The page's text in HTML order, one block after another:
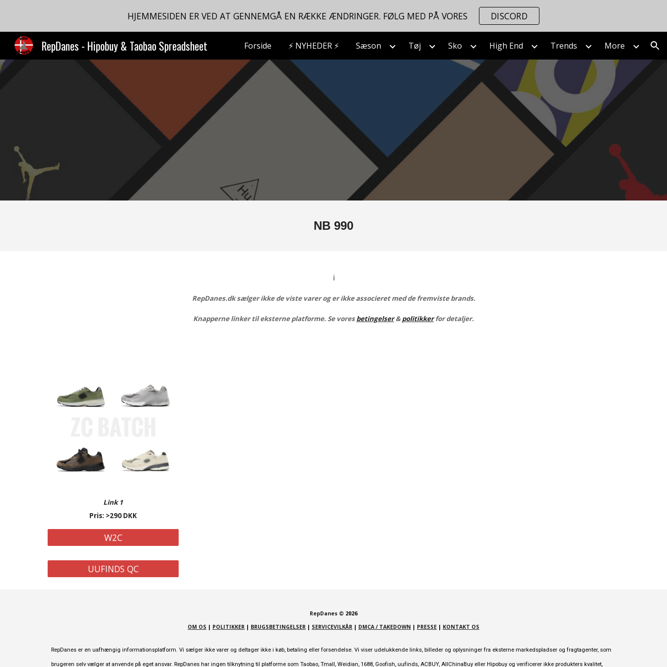
Skip to main content Skip to navigation
HJEMMESIDEN ER VED AT GENNEMGÅ EN RÆKKE ÆNDRINGER. FØLG MED PÅ VORES DISCORD
RepDanes - Hipobuy & Taobao Spreadsheet Forside ⚡ NYHEDER ⚡ Sæson Tøj Sko High End Trends More
NB 990
ℹ️
RepDanes.dk sælger ikke de viste varer og er ikke associeret med de fremviste brands.
Knapperne linker til eksterne platforme. Se vores betingelser& politikkerfor detaljer.
Link 1
Pris: >290 DKK
W2C
UUFINDS QC
RepDanes © 2026
OM OS | POLITIKKER | BRUGSBETINGELSER | SERVICEVILKÅR | DMCA / TAKEDOWN | PRESSE | KONTAKT OS
RepDanes er en uafhængig informationsplatform. Vi sælger ikke varer og deltager ikke i køb, betaling eller forsendelse. Vi viser udelukkende links, billeder og oplysninger fra eksterne markedspladser og fragtagenter, som
brugeren selv vælger at anvende på eget ansvar. RepDanes har ingen tilknytning til platforme som Taobao, Tmall, Weidian, 1688, Goofish, uufinds, ACBUY, AllChinaBuy eller Hipobuy og verificerer ikke produkters kvalitet,